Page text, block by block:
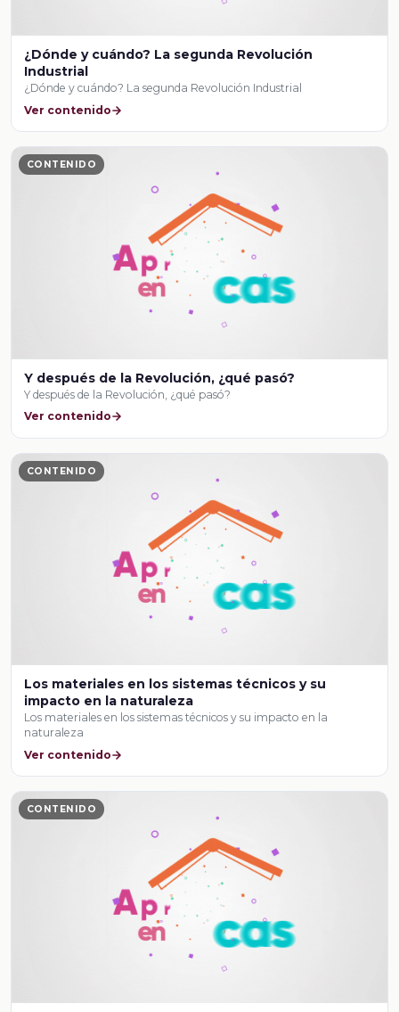
¿Dónde y cuándo? La segunda Revolución
Industrial
¿Dónde y cuándo? La segunda Revolución Industrial
Ver contenido
CONTENIDO
Y después de la Revolución, ¿qué pasó?
Y después de la Revolución, ¿qué pasó?
Ver contenido
CONTENIDO
Los materiales en los sistemas técnicos y su
impacto en la naturaleza
Los materiales en los sistemas técnicos y su impacto en la
naturaleza
Ver contenido
CONTENIDO